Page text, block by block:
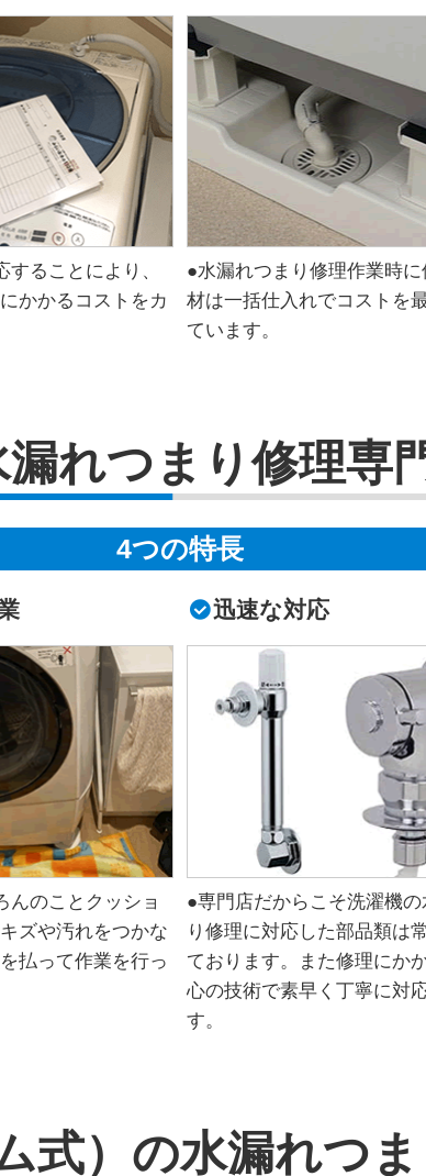
ることにより、
かかるコストをカ
●水漏れつまり修理作業時
材は一括仕入れでコストを
ています。
れつまり修理専
4つの特長
んのことクッショ
ズや汚れをつかな
払って作業を行っ
迅速な対応
●専門店だからこそ洗濯機
り修理に対応した部品類は
ております。また修理にか
心の技術で素早く丁寧に対
す。
式）の水漏れつ